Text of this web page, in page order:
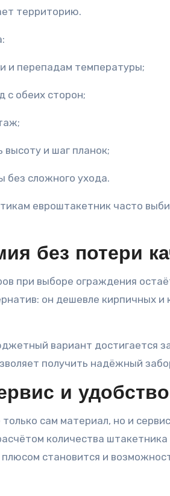
территорию.
и перепадам температуры;
с обеих сторон;
высоту и шаг планок;
без сложного ухода.
евроштакетник часто
без потери
при выборе ограждения
он дешевле кирпичных
вариант достигается
получить надёжный
и удобство
сам материал, но и
количества
становится и